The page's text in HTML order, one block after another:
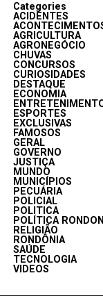
Categories
ACIDENTES
AGRICULTURA
AGRONEGÓCIO
CHUVAS
CONCURSOS
CURIOSIDADES
DESTAQUE
ECONOMIA
ESPORTES
EXCLUSIVAS
FAMOSOS
GERAL
GOVERNO
JUSTIÇA
MUNDO
MUNICÍPIOS
PECUÁRIA
POLICIAL
POLITICA
POLÍTICA
RELIGIÃO
RONDÔNIA
SAÚDE
TECNOLOGIA
VIDEOS